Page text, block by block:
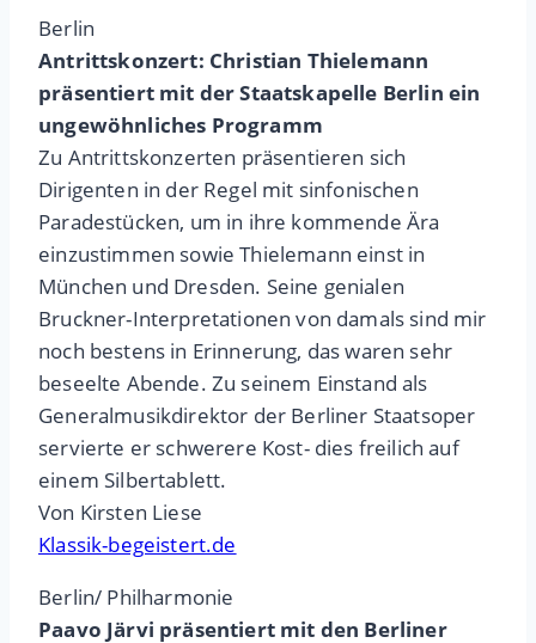
Berlin
Antrittskonzert: Christian Thielemann
präsentiert mit der Staatskapelle Berlin ein
ungewöhnliches Programm
Zu Antrittskonzerten präsentieren sich
Dirigenten in der Regel mit sinfonischen
Paradestücken, um in ihre kommende Ära
einzustimmen sowie Thielemann einst in
München und Dresden. Seine genialen
Bruckner-Interpretationen von damals sind mir
noch bestens in Erinnerung, das waren sehr
beseelte Abende. Zu seinem Einstand als
Generalmusikdirektor der Berliner Staatsoper
servierte er schwerere Kost- dies freilich auf
einem Silbertablett.
Von Kirsten Liese
Klassik-begeistert.de
Berlin/ Philharmonie
Paavo Järvi präsentiert mit den Berliner